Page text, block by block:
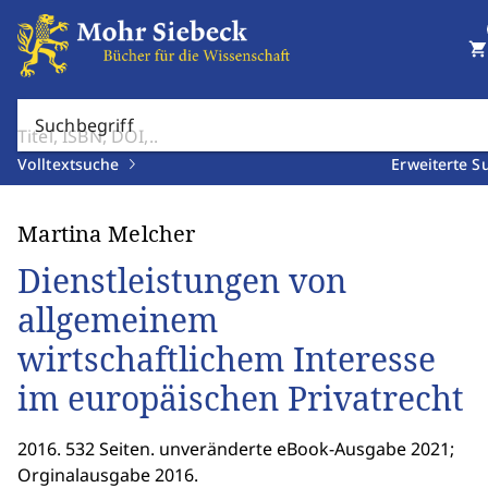
Suchbegriff
Volltextsuche Erweiterte
shopping_cart
Martina Melcher
Dienstleistungen von
allgemeinem
wirtschaftlichem Interesse
im europäischen Privatrecht
2016. 532 Seiten. unveränderte eBook-Ausgabe 2021;
Orginalausgabe 2016.